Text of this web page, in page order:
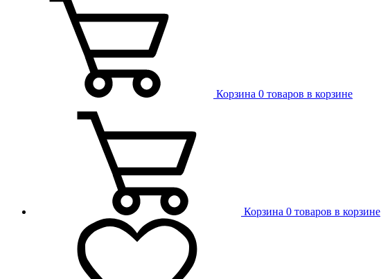
Корзина 0 товаров в корзине
Корзина 0 товаров в корзине